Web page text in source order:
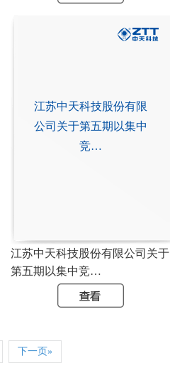
江苏中天科技股份有限
公司关于第五期以集中
竞…
江苏中天科技股份有限公司关于
第五期以集中竞…
下一页»